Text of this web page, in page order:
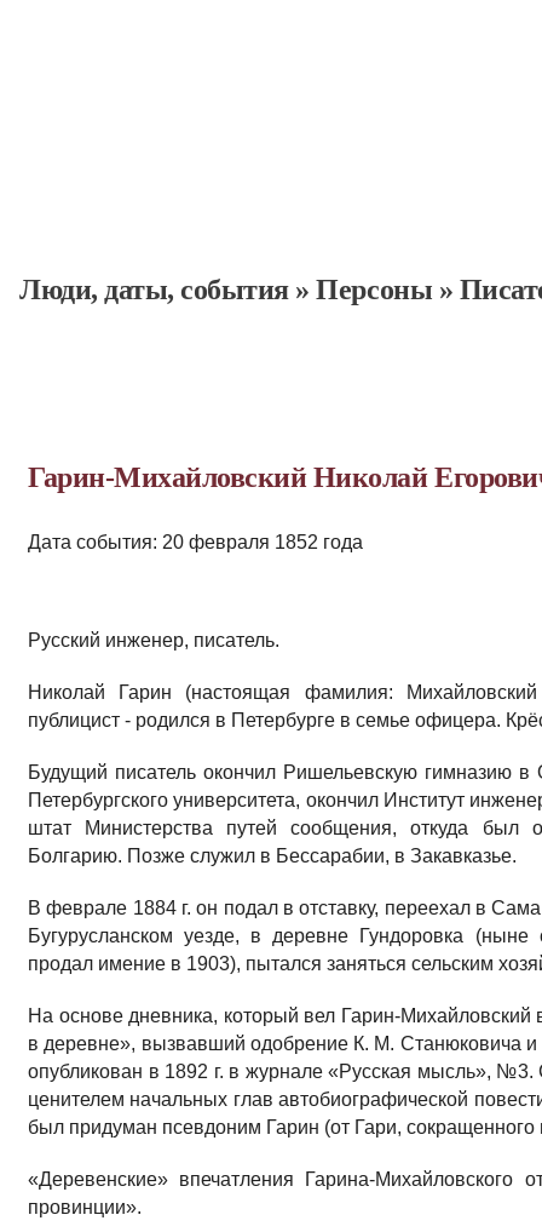
Люди, даты, cобытия»Персоны »
Гарин-Михайловский Николай
Дата события: 20 февраля 1852 года
Русский инженер, писатель.
Николай Гарин (настоящая фамилия:
публицист - родился в Петербурге в семье офицера.
Будущий писатель окончил Ришельевскую гимназию в
Петербургского университета, окончил Институт
штат Министерства путей сообщения, откуда
Болгарию. Позже служил в Бессарабии, в Закавказье.
В феврале 1884 г. он подал в отставку, переехал в
Бугурусланском уезде, в деревне Гундоровка (ныне
продал имение в 1903), пытался заняться сельским
На основе дневника, который вел Гарин-Михайловский
в деревне», вызвавший одобрение К. М. Станюковича и
опубликован в 1892 г. в журнале «Русская мысль»,
ценителем начальных глав автобиографической
был придуман псевдоним Гарин (от Гари,
«Деревенские» впечатления Гарина-Михайловского
провинции».